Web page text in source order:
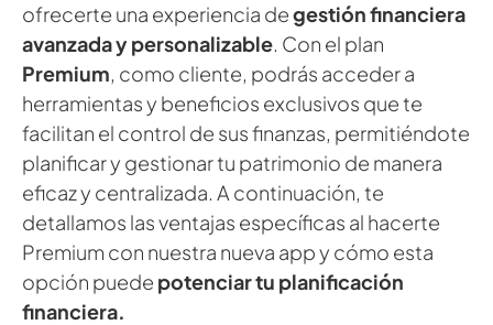
ofrecerte una experiencia degestión financiera
avanzada y personalizable. Con el plan
Premium, como cliente, podrás acceder a
herramientas y beneficios exclusivos que te
facilitan el control de sus finanzas, permitiéndote
planificar y gestionar tu patrimonio de manera
eficaz y centralizada. A continuación, te
detallamos las ventajas específicas al hacerte
Premium con nuestra nueva app y cómo esta
opción puede potenciar tu planificación
financiera.